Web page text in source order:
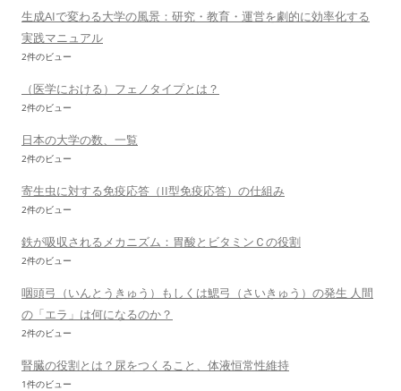
生成AIで変わる大学の風景：研究・教育・運営を劇的に効率化する
実践マニュアル
2件のビュー
（医学における）フェノタイプとは？
2件のビュー
日本の大学の数、一覧
2件のビュー
寄生虫に対する免疫応答（II型免疫応答）の仕組み
2件のビュー
鉄が吸収されるメカニズム：胃酸とビタミンＣの役割
2件のビュー
咽頭弓（いんとうきゅう）もしくは鰓弓（さいきゅう）の発生 人間
の「エラ」は何になるのか？
2件のビュー
腎臓の役割とは？尿をつくること、体液恒常性維持
1件のビュー